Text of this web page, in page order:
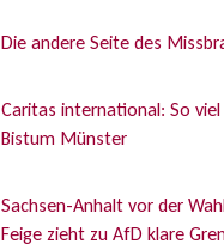
Die andere Seite des
Caritas international: So
Bistum Münster
Sachsen-Anhalt vor der
Feige zieht zu AfD klare